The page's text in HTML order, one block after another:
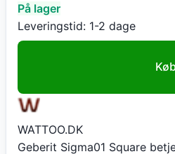
På lager
Leveringstid: 1-2 dage
WATTOO.DK
Geberit Sigma01 Square